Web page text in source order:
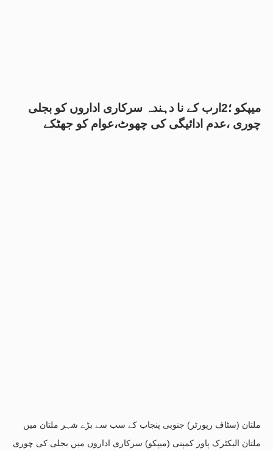
میپکو ؛2ارب کے نا دہندہ سرکاری اداروں کو بجلی
چوری ،عدم ادائیگی کی چھوٹ،عوام کو جھٹکے
ملتان (سٹاف رپورٹر) جنوبی پنجاب کے سب سے بڑے شہر ملتان میں
ملتان الیکٹرک پاور کمپنی (میپکو) سرکاری اداروں میں بجلی کی چوری